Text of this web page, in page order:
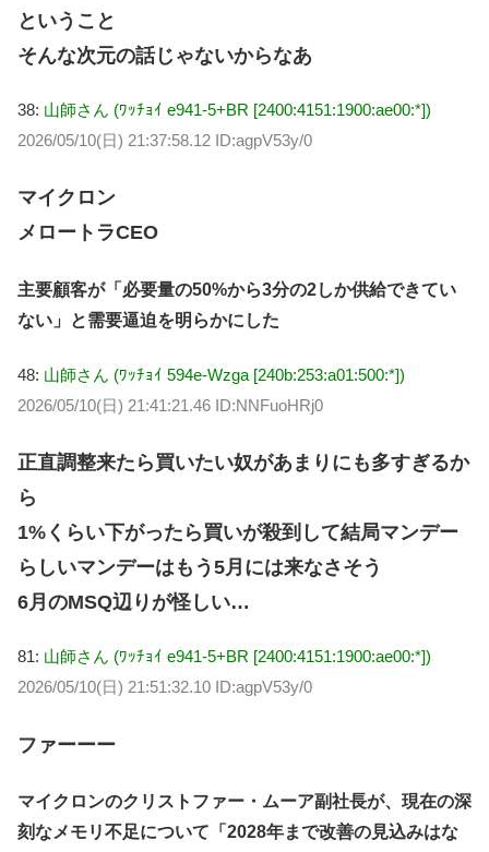
ということ
そんな次元の話じゃないからなあ
38: 山師さん (ﾜｯﾁｮｲ e941-5+BR [2400:4151:1900:ae00:*])
2026/05/10(日) 21:37:58.12 ID:agpV53y/0
マイクロン
メロートラCEO
主要顧客が「必要量の50%から3分の2しか供給できてい
ない」と需要逼迫を明らかにした
48: 山師さん (ﾜｯﾁｮｲ 594e-Wzga [240b:253:a01:500:*])
2026/05/10(日) 21:41:21.46 ID:NNFuoHRj0
正直調整来たら買いたい奴があまりにも多すぎるか
ら
1%くらい下がったら買いが殺到して結局マンデー
らしいマンデーはもう5月には来なさそう
6月のMSQ辺りが怪しい…
81: 山師さん (ﾜｯﾁｮｲ e941-5+BR [2400:4151:1900:ae00:*])
2026/05/10(日) 21:51:32.10 ID:agpV53y/0
ファーーー
マイクロンのクリストファー・ムーア副社長が、現在の深
刻なメモリ不足について「2028年まで改善の見込みはな